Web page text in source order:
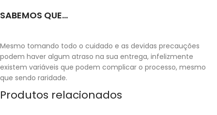
SABEMOS QUE...
Mesmo tomando todo o cuidado e as devidas precauções
podem haver algum atraso na sua entrega, infelizmente
existem variáveis que podem complicar o processo, mesmo
que sendo raridade.
Produtos relacionados